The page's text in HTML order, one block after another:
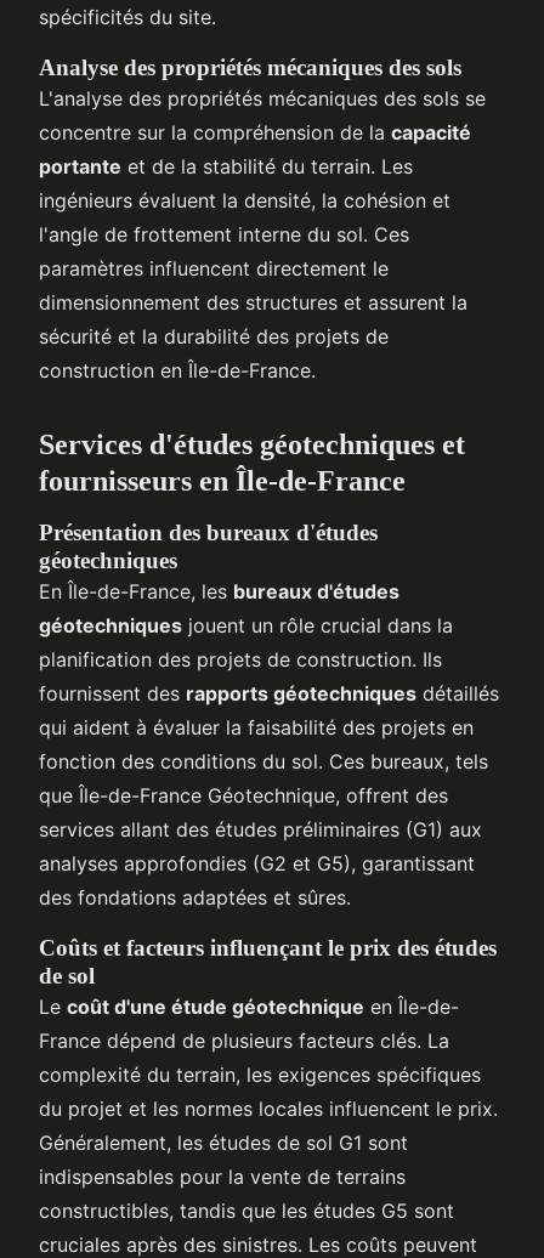
spécificités du site.
Analyse des propriétés mécaniques des sols
L'analyse des propriétés mécaniques des sols se
concentre sur la compréhension de la capacité
portante et de la stabilité du terrain. Les
ingénieurs évaluent la densité, la cohésion et
l'angle de frottement interne du sol. Ces
paramètres influencent directement le
dimensionnement des structures et assurent la
sécurité et la durabilité des projets de
construction en Île-de-France.
Services d'études géotechniques et
fournisseurs en Île-de-France
Présentation des bureaux d'études
géotechniques
En Île-de-France, les bureaux d'études
géotechniques jouent un rôle crucial dans la
planification des projets de construction. Ils
fournissent des rapports géotechniques détaillés
qui aident à évaluer la faisabilité des projets en
fonction des conditions du sol. Ces bureaux, tels
que Île-de-France Géotechnique, offrent des
services allant des études préliminaires (G1) aux
analyses approfondies (G2 et G5), garantissant
des fondations adaptées et sûres.
Coûts et facteurs influençant le prix des études
de sol
Le coût d'une étude géotechnique en Île-de-
France dépend de plusieurs facteurs clés. La
complexité du terrain, les exigences spécifiques
du projet et les normes locales influencent le prix.
Généralement, les études de sol G1 sont
indispensables pour la vente de terrains
constructibles, tandis que les études G5 sont
cruciales après des sinistres. Les coûts peuvent